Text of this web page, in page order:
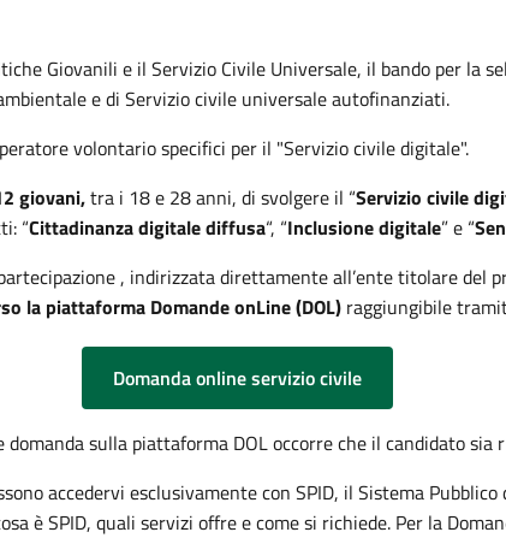
Giovanili e il Servizio Civile Universale, il bando per la
e di Servizio civile universale autofinanziati.
volontario specifici per il "Servizio civile digitale".
giovani,tra i 18 e 28 anni, di svolgere il “Servizio civile
“Cittadinanza digitale diffusa“, “Inclusione digitale” e “
, indirizzata direttamente all’ente titolare del
la piattaforma Domande onLine (DOL) raggiungibile
Domanda online servizio civile
sulla piattaforma DOL occorre che il candidato sia
accedervi esclusivamente con SPID, il Sistema
è SPID, quali servizi offre e come si richiede. Per la